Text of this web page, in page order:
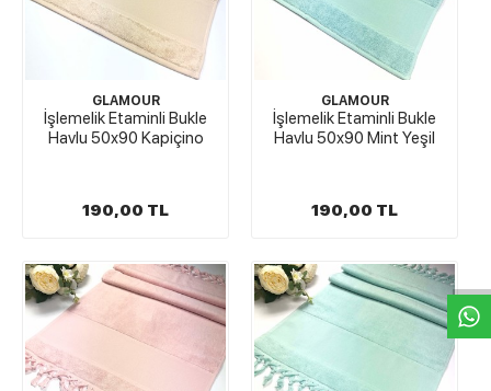
GLAMOUR
İşlemelik Etaminli Bukle
Havlu 50x90 Kapiçino
190,00 TL
GLAMOUR
İşlemelik Etaminli Bukle
Havlu 50x90 Mint Yeşil
190,00 TL